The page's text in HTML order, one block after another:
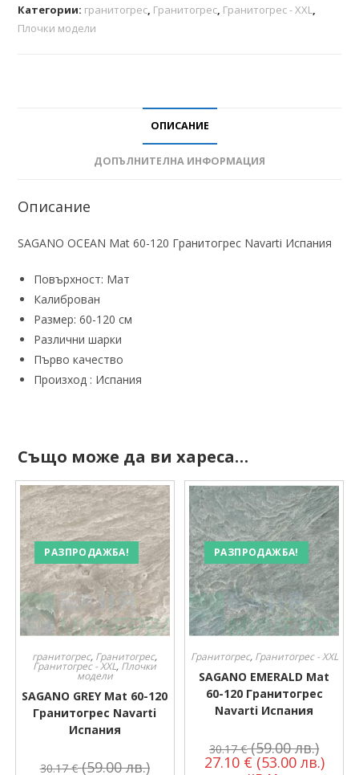
Категории: гранитогрес, Гранитогрес, Гранитогрес - XXL,
Плочки модели
ОПИСАНИЕ
ДОПЪЛНИТЕЛНА ИНФОРМАЦИЯ
Описание
SAGANO OCEAN Mat 60-120 Гранитогрес Navarti Испания
Повърхност: Мат
Калиброван
Размер: 60-120 см
Различни шарки
Първо качество
Произход : Испания
Също може да ви хареса…
РАЗПРОДАЖБА!
гранитогрес, Гранитогрес,
Гранитогрес - XXL, Плочки
модели
SAGANO GREY Mat 60-120
Гранитогрес Navarti
Испания
30.17€ (59.00 лв.)
РАЗПРОДАЖБА!
Гранитогрес, Гранитогрес - XXL
SAGANO EMERALD Mat
60-120 Гранитогрес
Navarti Испания
30.17€ (59.00 лв.)
27.10 € (53.00 лв.)